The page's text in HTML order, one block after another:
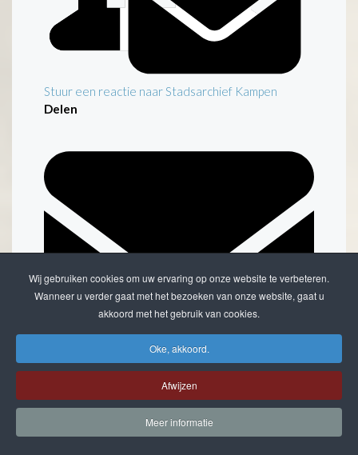
Stuur een reactie naar Stadsarchief Kampen
Delen
Doorsturen per email
Wij gebruiken cookies om uw ervaring op onze website te verbeteren.
Wanneer u verder gaat met het bezoeken van onze website, gaat u
akkoord met het gebruik van cookies.
Oke, akkoord.
Afwijzen
Meer informatie